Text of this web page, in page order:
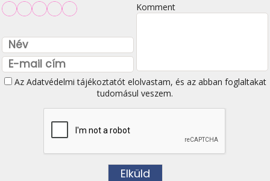
Komment
Az Adatvédelmi tájékoztatótelolvastam, és az abban foglaltakat
tudomásul veszem.